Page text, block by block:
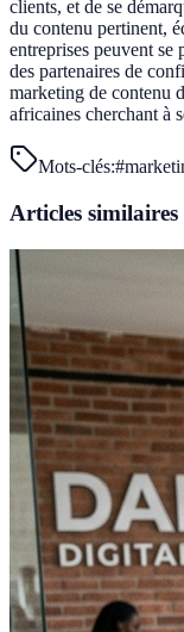
clients, et de se
du contenu pertinent,
entreprises peuvent se
des partenaires de
marketing de contenu
africaines cherchant à
Mots-clés:#
Articles similaires